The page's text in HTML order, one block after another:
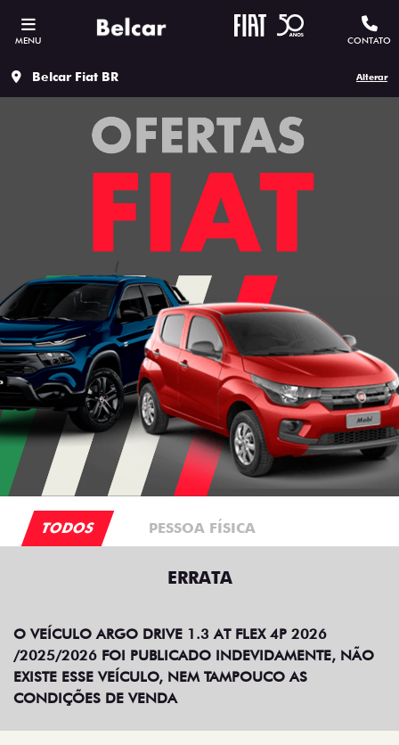
MENU CONTATO
Belcar Fiat BR Alterar
TODOS PESSOA FÍSICA
ERRATA
O VEÍCULO ARGO DRIVE 1.3 AT FLEX 4P 2026
/2025/2026 FOI PUBLICADO INDEVIDAMENTE, NÃO
EXISTE ESSE VEÍCULO, NEM TAMPOUCO AS
CONDIÇÕES DE VENDA